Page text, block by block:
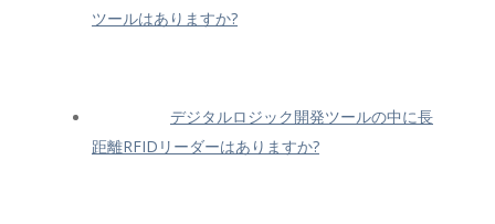
ツールはありますか?
デジタルロジック開発ツールの中に長
距離RFIDリーダーはありますか?